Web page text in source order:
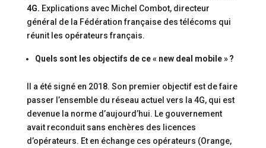
4G. Explications avec Michel Combot, directeur
général de la Fédération française des télécoms qui
réunit les opérateurs français.
Quels sont les objectifs de ce « new deal mobile » ?
Il a été signé en 2018. Son premier objectif est de faire
passer l’ensemble du réseau actuel vers la 4G, qui est
devenue la norme d’aujourd’hui. Le gouvernement
avait reconduit sans enchères des licences
d’opérateurs. Et en échange ces opérateurs (Orange,